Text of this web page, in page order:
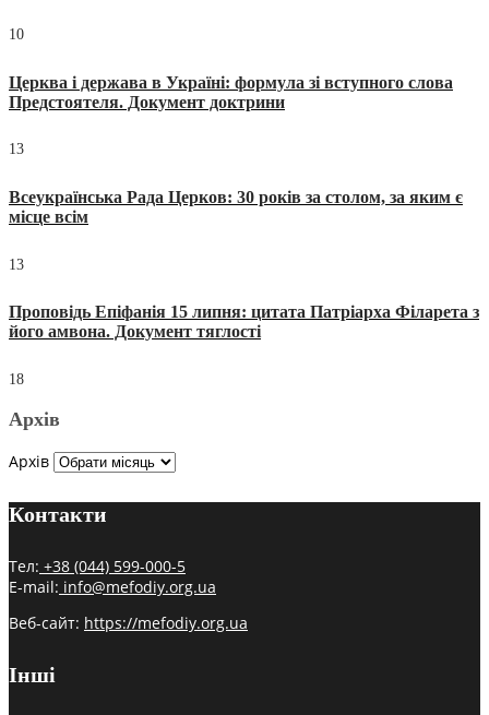
10
Церква і держава в Україні: формула зі вступного слова
Предстоятеля. Документ доктрини
13
Всеукраїнська Рада Церков: 30 років за столом, за яким є
місце всім
13
Проповідь Епіфанія 15 липня: цитата Патріарха Філарета з
його амвона. Документ тяглості
18
Архів
Архів
Контакти
Тел: +38 (044) 599-000-5
E-mail: info@mefodiy.org.ua
Веб-сайт: https://mefodiy.org.ua
Інші